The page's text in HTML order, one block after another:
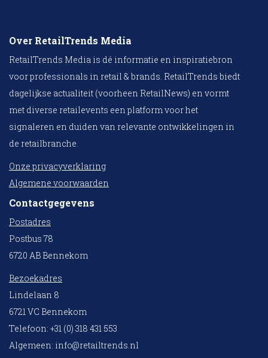
Over RetailTrends Media
RetailTrends Media is dé informatie en inspiratiebron
voor professionals in retail & brands. RetailTrends biedt
dagelijkse actualiteit (voorheen RetailNews) en vormt
met diverse retailevents een platform voor het
signaleren en duiden van relevante ontwikkelingen in
de retailbranche.
Onze privacyverklaring
Algemene voorwaarden
Contactgegevens
Postadres
Postbus 78
6720 AB Bennekom
Bezoekadres
Lindelaan 8
6721 VC Bennekom
Telefoon: +31 (0) 318 431 553
Algemeen: info@retailtrends.nl